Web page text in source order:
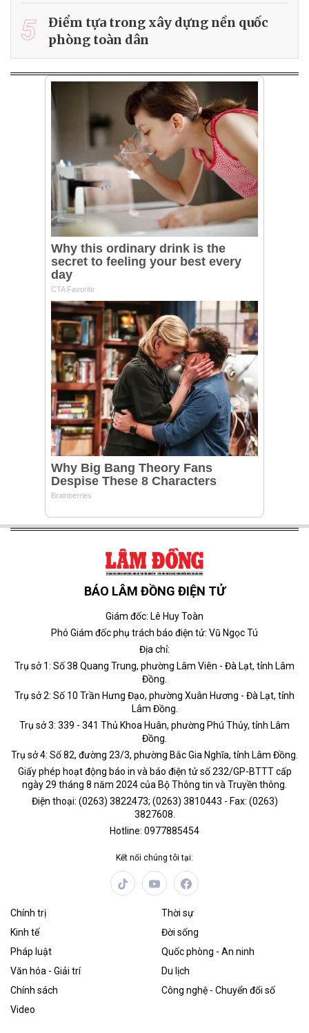
5
Điểm tựa trong xây dựng nền quốc
phòng toàn dân
BÁO LÂM ĐỒNG ĐIỆN TỬ
Giám đốc: Lê Huy Toàn
Phó Giám đốc phụ trách báo điện tử: Vũ Ngọc Tú
Địa chỉ:
Trụ sở 1: Số 38 Quang Trung, phường Lâm Viên - Đà Lạt, tỉnh Lâm
Đồng.
Trụ sở 2: Số 10 Trần Hưng Đạo, phường Xuân Hương - Đà Lạt, tỉnh
Lâm Đồng.
Trụ sở 3: 339 - 341 Thủ Khoa Huân, phường Phú Thủy, tỉnh Lâm
Đồng.
Trụ sở 4: Số 82, đường 23/3, phường Bắc Gia Nghĩa, tỉnh Lâm Đồng.
Giấy phép hoạt động báo in và báo điện tử số 232/GP-BTTT cấp
ngày 29 tháng 8 năm 2024 của Bộ Thông tin và Truyền thông.
Điện thoại: (0263) 3822473; (0263) 3810443 - Fax: (0263)
3827608.
Hotline: 0977885454
Kết nối chúng tôi tại:
Chính trị
Thời sự
Kinh tế
Đời sống
Pháp luật
Quốc phòng - An ninh
Văn hóa - Giải trí
Du lịch
Chính sách
Công nghệ - Chuyển đổi số
Video